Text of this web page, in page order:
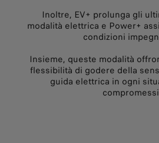
Inoltre, EV+ prolunga gli
modalità elettrica e Power+
condizioni
Insieme, queste modalità
flessibilità di godere della
guida elettrica in ogni